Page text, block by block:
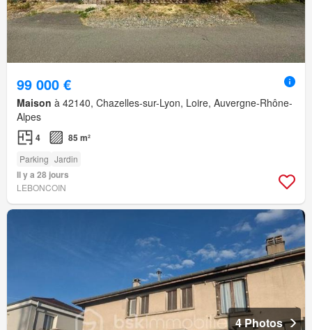
99 000 €
Maison à 42140, Chazelles-sur-Lyon, Loire, Auvergne-Rhône-
Alpes
4 85 m²
Parking Jardin
Il y a 28 jours
LEBONCOIN
4 Photos